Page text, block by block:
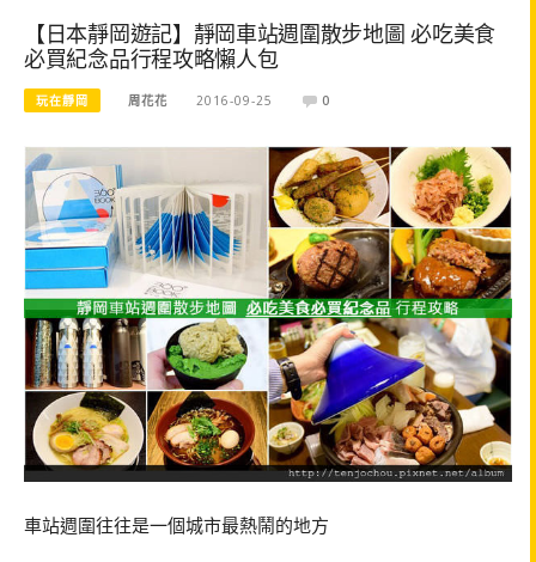
【日本靜岡遊記】靜岡車站週圍散步地圖 必吃美食
必買紀念品行程攻略懶人包
玩在靜岡 周花花 2016-09-25 0
車站週圍往往是一個城市最熱鬧的地方